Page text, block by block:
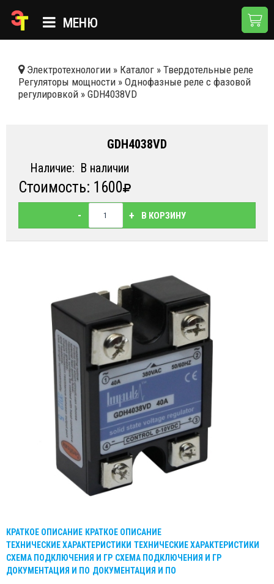
МЕНЮ
КАТАЛОГ
НОВОСТИ
ДОСТАВКА И ОПЛАТА
КОНТАКТЫ
Электротехнологии » Каталог » Твердотельные реле
Регуляторы мощности » Однофазные реле с фазовой
регулировкой » GDH4038VD
GDH4038VD
Наличие: В наличии
Стоимость: 1600
- + В КОРЗИНУ
КРАТКОЕ ОПИСАНИЕ КРАТКОЕ ОПИСАНИЕ
ТЕХНИЧЕСКИЕ ХАРАКТЕРИСТИКИ ТЕХНИЧЕСКИЕ ХАРАКТЕРИСТИКИ
СХЕМА ПОДКЛЮЧЕНИЯ И ГР СХЕМА ПОДКЛЮЧЕНИЯ И ГР
ДОКУМЕНТАЦИЯ И ПО ДОКУМЕНТАЦИЯ И ПО